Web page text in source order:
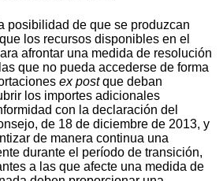
posibilidad de que se produzcan
los recursos disponibles en el
afrontar una medida de resolución
que no pueda accederse de forma
ex postque deban
los importes adicionales
con la declaración del
de 18 de diciembre de 2013, y
de manera continua una
durante el período de transición,
a las que afecte una medida de